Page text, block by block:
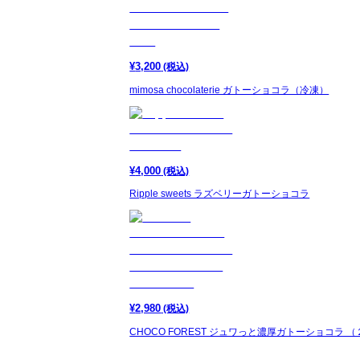
¥3,200 (税込)
mimosa chocolaterie ガトーショコラ（冷凍）
¥4,000 (税込)
Ripple sweets ラズベリーガトーショコラ
¥2,980 (税込)
CHOCO FOREST ジュワっと濃厚ガトーショコラ （